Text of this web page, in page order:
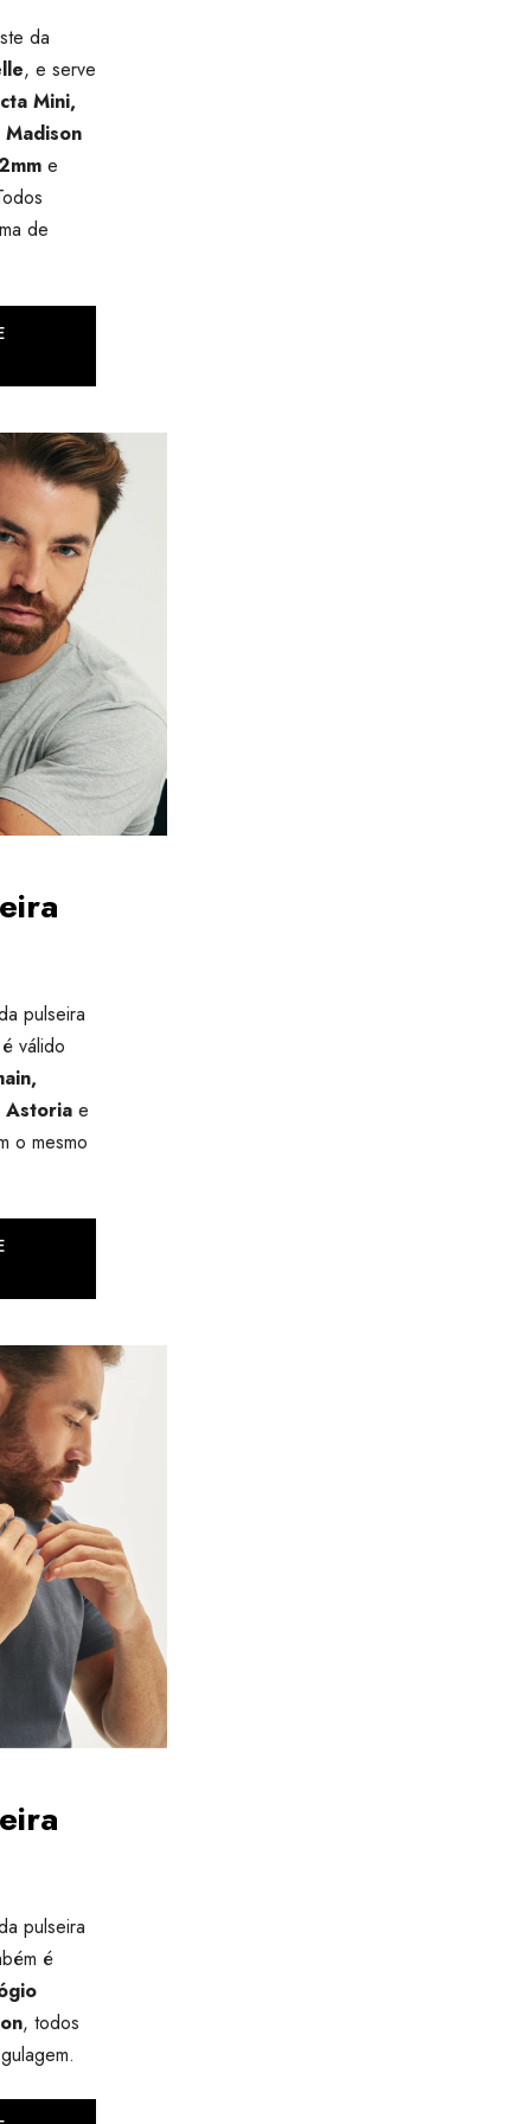
da
, e serve
Mini,
e
de
pulseira
válido
Astoria e
o mesmo
pulseira
é
, todos